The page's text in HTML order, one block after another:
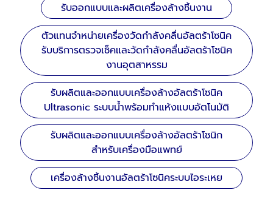
รับออกแบบและผลิตเครื่องล้างชิ้นงาน
ตัวแทนจำหน่ายเครื่องวัดกำลังคลื่นอัลตร้าโซนิค
รับบริการตรวจเช็คและวัดกำลังคลื่นอัลตร้าโซนิค
งานอุตสาหรรม
รับผลิตและออกแบบเครื่องล้างอัลตร้าโซนิค
Ultrasonic ระบบน้ำพร้อมทำแห้งแบบอัตโนมัติ
รับผลิตและออกแบบเครื่องล้างอัลตร้าโซนิก
สำหรับเครื่องมือแพทย์
เครื่องล้างชิ้นงานอัลตร้าโซนิคระบบไอระเหย